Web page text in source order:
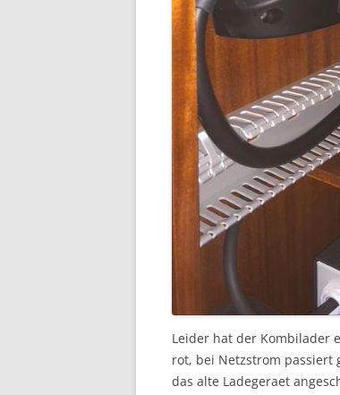
Leider hat der Kombilader
rot, bei Netzstrom passiert
das alte Ladegeraet